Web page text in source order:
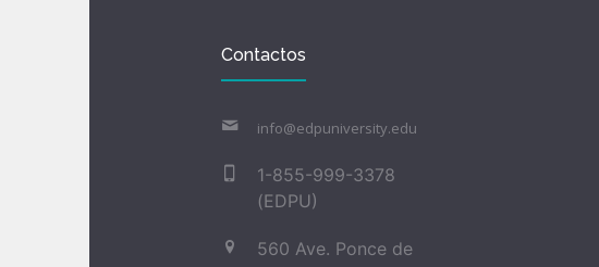
Contactos
info@edpuniversity.edu
1-855-999-3378
(EDPU)
560 Ave. Ponce de